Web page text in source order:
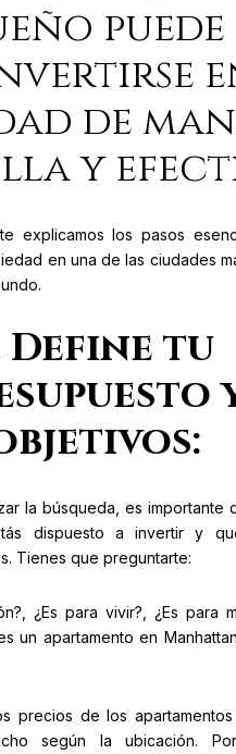
puede
de
y
explicamos los pasos
en una de las ciudades
Define tu
la búsqueda, es importante
dispuesto a invertir y
Tienes que preguntarte:
¿Es para vivir?, ¿Es para
un apartamento en
precios de los
según la ubicación. Por